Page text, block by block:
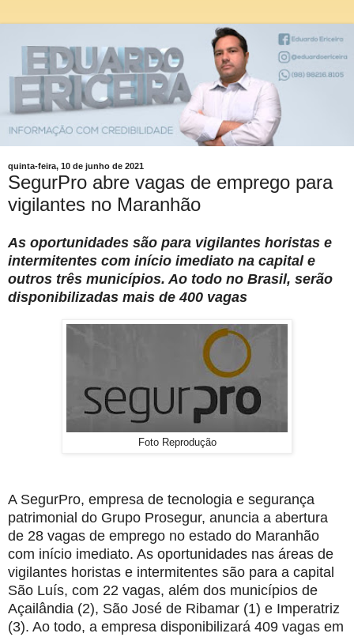
quinta-feira, 10 de junho de 2021
SegurPro abre vagas de emprego para
vigilantes no Maranhão
As oportunidades são para vigilantes horistas e
intermitentes com início imediato na capital e
outros três municípios. Ao todo no Brasil, serão
disponibilizadas mais de 400 vagas
Foto Reprodução
A SegurPro, empresa de tecnologia e segurança
patrimonial do Grupo Prosegur, anuncia a abertura
de 28 vagas de emprego no estado do Maranhão
com início imediato. As oportunidades nas áreas de
vigilantes horistas e intermitentes são para a capital
São Luís, com 22 vagas, além dos municípios de
Açailândia (2), São José de Ribamar (1) e Imperatriz
(3). Ao todo, a empresa disponibilizará 409 vagas em